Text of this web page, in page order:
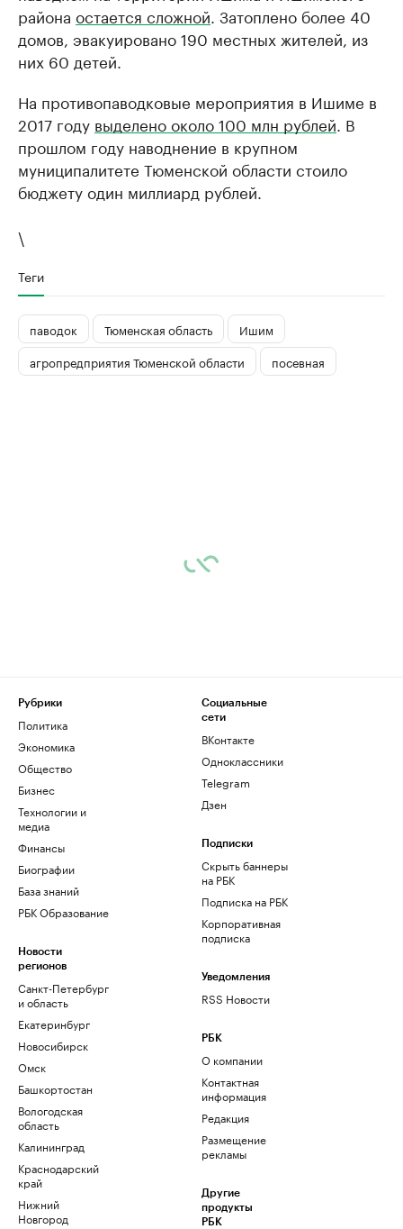
района остается сложной. Затоплено более 40
домов, эвакуировано 190 местных жителей, из
них 60 детей.
На противопаводковые мероприятия в Ишиме в
2017 году выделено около 100 млн рублей. В
прошлом году наводнение в крупном
муниципалитете Тюменской области стоило
бюджету один миллиард рублей.
\
Теги
паводок Тюменская область
Ишим
агропредприятия Тюменской области
посевная
Рубрики
Политика
Экономика
Общество
Бизнес
Технологии и
медиа
Финансы
Биографии
База знаний
РБК Образование
Новости
регионов
Санкт-Петербург
и область
Екатеринбург
Новосибирск
Омск
Башкортостан
Вологодская
область
Калининград
Краснодарский
край
Нижний
Новгород
Социальные
сети
ВКонтакте
Одноклассники
Telegram
Дзен
Подписки
Скрыть баннеры
на РБК
Подписка на РБК
Корпоративная
подписка
Уведомления
RSS Новости
РБК
О компании
Контактная
информация
Редакция
Размещение
рекламы
Другие
продукты
РБК